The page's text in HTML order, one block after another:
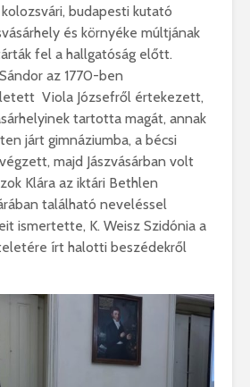
budapesti kutató
és környéke múltjának
fel a hallgatóság előtt.
az 1770-ben
Viola Józsefről értekezett,
tartotta magát, annak
járt gimnáziumba, a bécsi
majd Jászvásárban volt
Klára az iktári Bethlen
található neveléssel
ismertette, K. Weisz Szidónia a
írt halotti beszédekről